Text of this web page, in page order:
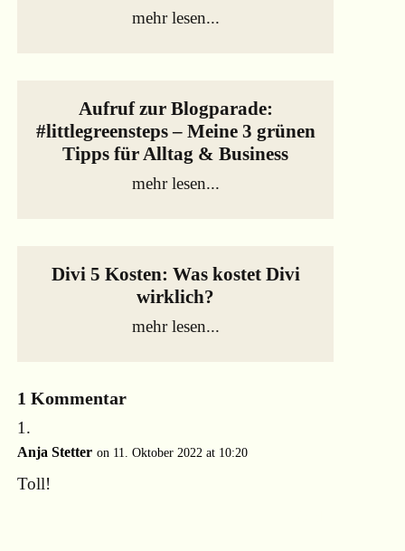
mehr lesen...
Aufruf zur Blogparade:
#littlegreensteps – Meine 3 grünen
Tipps für Alltag & Business
mehr lesen...
Divi 5 Kosten: Was kostet Divi
wirklich?
mehr lesen...
1 Kommentar
Anja Stetter on 11. Oktober 2022 at 10:20
Toll!